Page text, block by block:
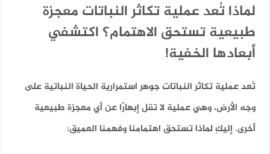
لماذا تُعد عملية تكاثر النباتات معجزة
طبيعية تستحق الاهتمام؟ اكتشفي
أبعادها الخفية!
تُعد عملية تكاثر النباتات جوهر استمرارية الحياة النباتية على
وجه الأرض، وهي عملية لا تقل إبهارًا عن أي معجزة طبيعية
أخرى. إليكِ لماذا تستحق اهتمامنا وفهمنا العميق: